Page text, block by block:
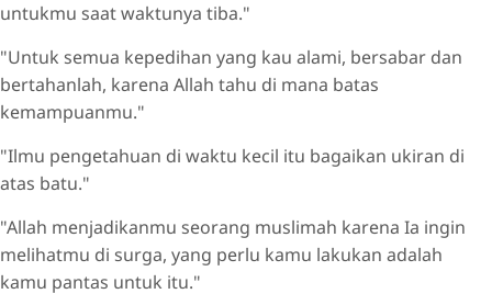
untukmu saat waktunya tiba."
"Untuk semua kepedihan yang kau alami, bersabar dan
bertahanlah, karena Allah tahu di mana batas
kemampuanmu."
"Ilmu pengetahuan di waktu kecil itu bagaikan ukiran di
atas batu."
"Allah menjadikanmu seorang muslimah karena Ia ingin
melihatmu di surga, yang perlu kamu lakukan adalah
kamu pantas untuk itu."